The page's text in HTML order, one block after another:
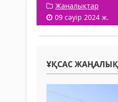
Жаңалықтар
09 сәуір 2024 ж.
ҰҚСАС